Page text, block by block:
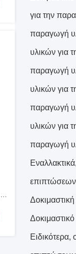
για την
παραγωγή
υλικών για
παραγωγή
υλικών για
παραγωγή
υλικών για
παραγωγή